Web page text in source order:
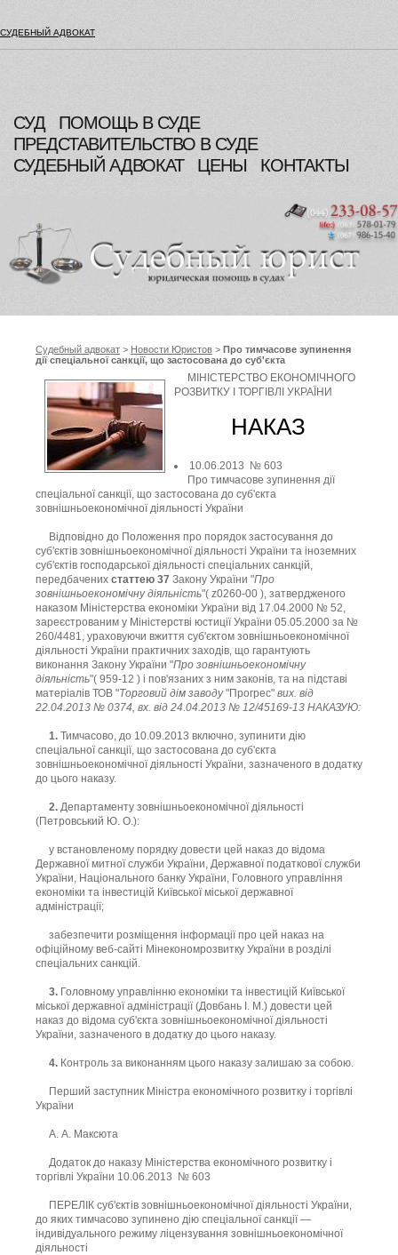
СУДЕБНЫЙ АДВОКАТ
СУД
ПОМОЩЬ В СУДЕ
ПРЕДСТАВИТЕЛЬСТВО В СУДЕ
СУДЕБНЫЙ АДВОКАТ
ЦЕНЫ КОНТАКТЫ
Судебный адвокат > Новости Юристов > Про тимчасове зупинення
дії спеціальної санкції, що застосована до суб'єкта
економічного розвитку і торгівлі УкраїниМІНІСТЕРСТВО ЕКОНОМІЧНОГО
РОЗВИТКУ І ТОРГІВЛІ УКРАЇНИ
НАКАЗ
10.06.2013 № 603
Про тимчасове зупинення дії
спеціальної санкції, що застосована до суб'єкта
зовнішньоекономічної діяльності України
Відповідно до Положення про порядок застосування до
суб'єктів зовнішньоекономічної діяльності України та іноземних
суб'єктів господарської діяльності спеціальних санкцій,
передбачених статтею 37 Закону України "Про
зовнішньоекономічну діяльність"( z0260-00 ), затвердженого
наказом Міністерства економіки України від 17.04.2000 № 52,
зареєстрованим у Міністерстві юстиції України 05.05.2000 за №
260/4481, ураховуючи вжиття суб'єктом зовнішньоекономічної
діяльності України практичних заходів, що гарантують
виконання Закону України "Про зовнішньоекономічну
діяльність"( 959-12 ) і пов'язаних з ним законів, та на підставі
матеріалів ТОВ "Торговий дім заводу"Прогрес" вих. від
22.04.2013 № 0374, вх. від 24.04.2013 № 12/45169-13 НАКАЗУЮ:
1. Тимчасово, до 10.09.2013 включно, зупинити дію
спеціальної санкції, що застосована до суб'єкта
зовнішньоекономічної діяльності України, зазначеного в додатку
до цього наказу.
2. Департаменту зовнішньоекономічної діяльності
(Петровський Ю. О.):
у встановленому порядку довести цей наказ до відома
Державної митної служби України, Державної податкової служби
України, Національного банку України, Головного управління
економіки та інвестицій Київської міської державної
адміністрації;
забезпечити розміщення інформації про цей наказ на
офіційному веб-сайті Мінекономрозвитку України в розділі
спеціальних санкцій.
3. Головному управлінню економіки та інвестицій Київської
міської державної адміністрації (Довбань І. М.) довести цей
наказ до відома суб'єкта зовнішньоекономічної діяльності
України, зазначеного в додатку до цього наказу.
4. Контроль за виконанням цього наказу залишаю за собою.
Перший заступник Міністра економічного розвитку і торгівлі
України
А. А. Максюта
Додаток до наказу Міністерства економічного розвитку і
торгівлі України 10.06.2013 № 603
ПЕРЕЛІК суб'єктів зовнішньоекономічної діяльності України,
до яких тимчасово зупинено дію спеціальної санкції —
індивідуального режиму ліцензування зовнішньоекономічної
діяльності